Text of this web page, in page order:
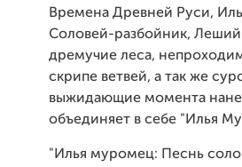
Времена Древней Руси,
Соловей-разбойник,
дремучие леса,
скрипе ветвей, а так же
выжидающие момента
объединяет в себе "Илья
"Илья муромец: Песнь